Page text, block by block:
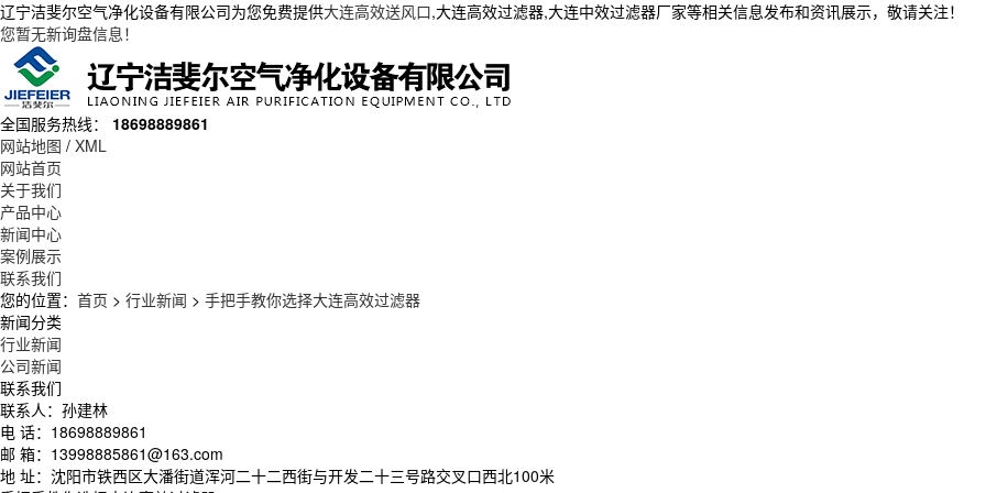
辽宁洁斐尔空气净化设备有限公司为您免费提供大连高效送风口,大连高效过滤器,大连中效过滤器厂家等相关信息发布和资讯展示，敬请关注！
您暂无新询盘信息！
全国服务热线： 18698889861
网站地图 / XML
网站首页
关于我们
产品中心
新闻中心
案例展示
联系我们
您的位置： 首页 > 行业新闻 > 手把手教你选择大连高效过滤器
新闻分类
行业新闻
公司新闻
联系我们
联系人：孙建林
电 话：18698889861
邮 箱：13998885861@163.com
地 址：沈阳市铁西区大潘街道浑河二十二西街与开发二十三号路交叉口西北100米